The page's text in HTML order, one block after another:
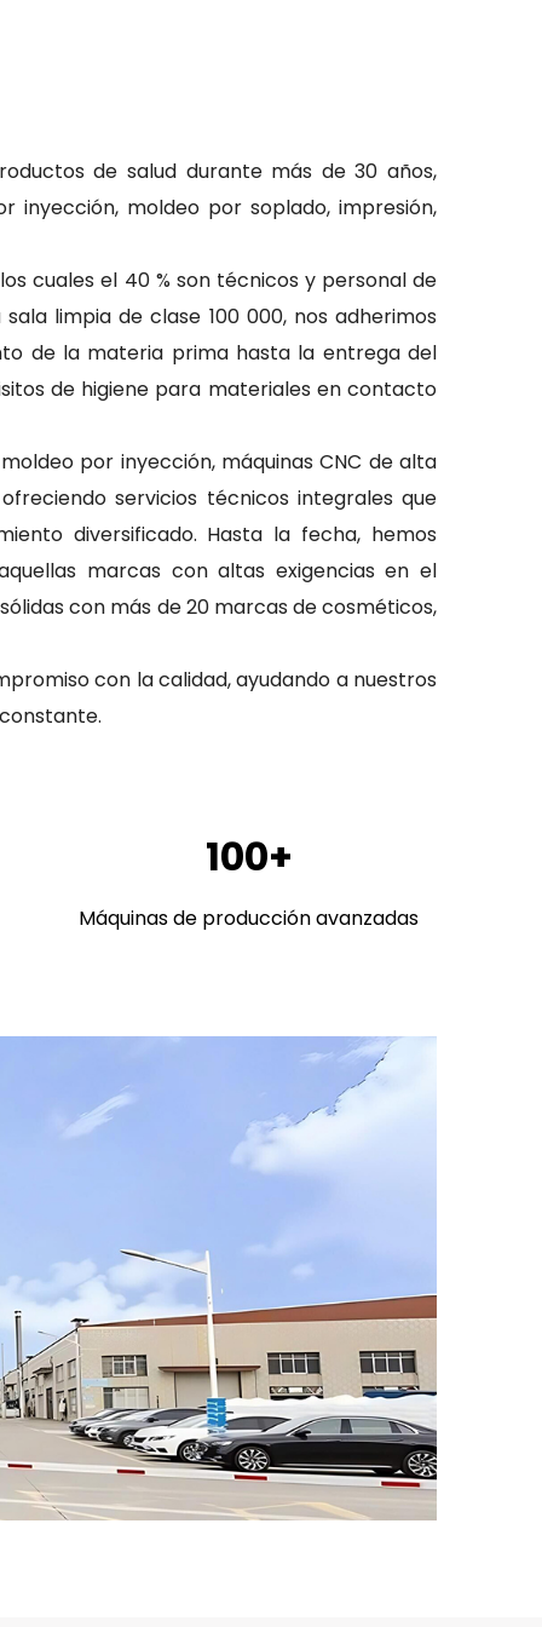
de salud durante más de 30 años,
inyección, moldeo por soplado, impresión,
cuales el 40 % son técnicos y personal de
limpia de clase 100 000, nos adherimos
de la materia prima hasta la entrega del
de higiene para materiales en contacto
por inyección, máquinas CNC de alta
servicios técnicos integrales que
diversificado. Hasta la fecha, hemos
marcas con altas exigencias en el
con más de 20 marcas de cosméticos,
con la calidad, ayudando a nuestros
100+
Máquinas de producción avanzadas